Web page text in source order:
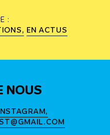
:
EN ACTUS
NOUS